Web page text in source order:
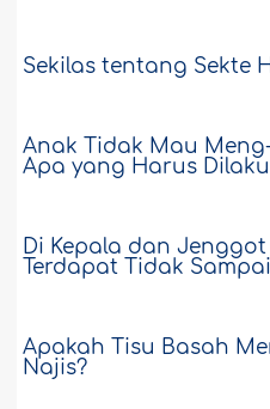
Sekilas tentang Sekte
Anak Tidak Mau
Apa yang Harus
Di Kepala dan
Terdapat Tidak
Apakah Tisu Basah
Najis?